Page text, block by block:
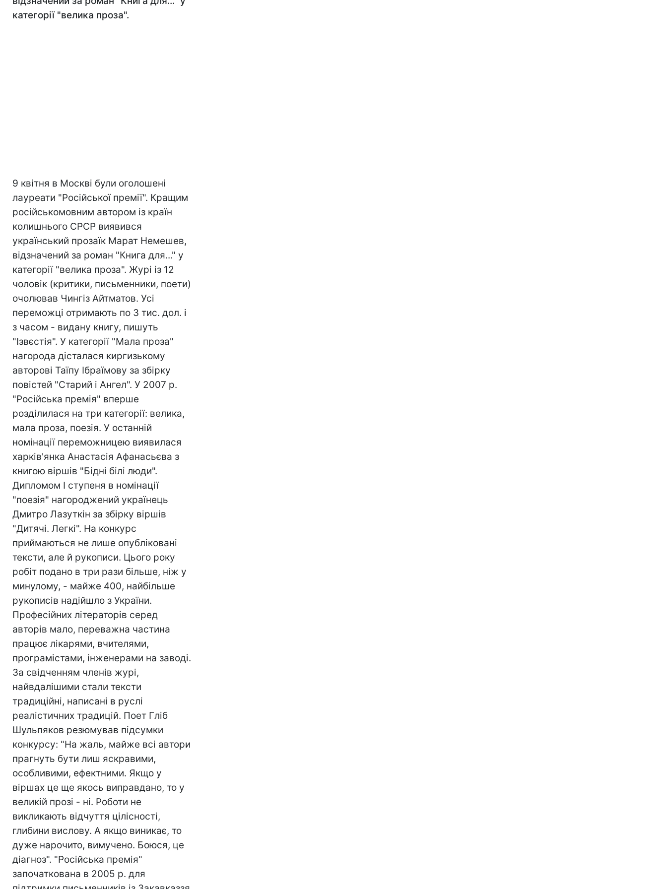
категорії "велика проза".
9 квітня в Москві були оголошені
лауреати "Російської премії". Кращим
російськомовним автором із країн
колишнього СРСР виявився
український прозаїк Марат Немешев,
відзначений за роман "Книга для..." у
категорії "велика проза". Журі із 12
чоловік (критики, письменники, поети)
очолював Чингіз Айтматов. Усі
переможці отримають по 3 тис. дол. і
з часом - видану книгу, пишуть
"Ізвєстія". У категорії "Мала проза"
нагорода дісталася киргизькому
авторові Таїпу Ібраїмову за збірку
повістей "Старий і Ангел". У 2007 р.
"Російська премія" вперше
розділилася на три категорії: велика,
мала проза, поезія. У останній
номінації переможницею виявилася
харків'янка Анастасія Афанасьєва з
книгою віршів "Бідні білі люди".
Дипломом I ступеня в номінації
"поезія" нагороджений українець
Дмитро Лазуткін за збірку віршів
"Дитячі. Легкі". На конкурс
приймаються не лише опубліковані
тексти, але й рукописи. Цього року
робіт подано в три рази більше, ніж у
минулому, - майже 400, найбільше
рукописів надійшло з України.
Професійних літераторів серед
авторів мало, переважна частина
працює лікарями, вчителями,
програмістами, інженерами на заводі.
За свідченням членів журі,
найвдалішими стали тексти
традиційні, написані в руслі
реалістичних традицій. Поет Гліб
Шульпяков резюмував підсумки
конкурсу: "На жаль, майже всі автори
прагнуть бути лиш яскравими,
особливими, ефектними. Якщо у
віршах це ще якось виправдано, то у
великій прозі - ні. Роботи не
викликають відчуття цілісності,
глибини вислову. А якщо виникає, то
дуже нарочито, вимучено. Боюся, це
діагноз". "Російська премія"
започаткована в 2005 р. для